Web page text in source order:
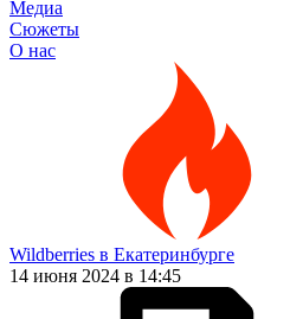
Медиа
Сюжеты
О нас
Wildberries в Екатеринбурге
14 июня 2024 в 14:45